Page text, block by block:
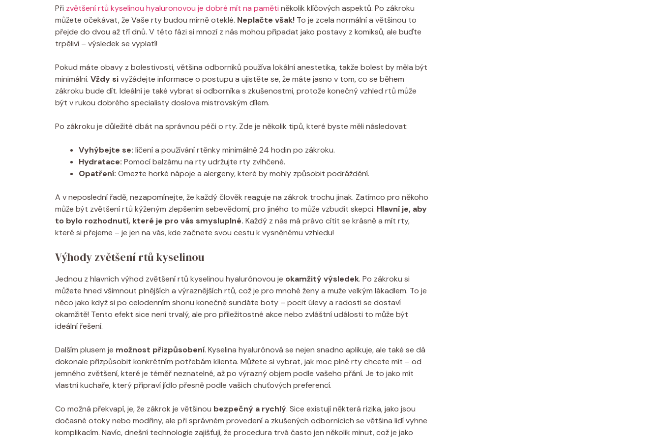
Při zvětšení rtů kyselinou hyaluronovou je dobré mít na paměti několik klíčových aspektů. Po zákroku
můžete očekávat, že Vaše rty budou mírně oteklé. Neplačte však! To je zcela normální a většinou to
přejde do dvou až tří dnů. V této fázi si mnozí z nás mohou připadat jako postavy z komiksů, ale buďte
trpěliví – výsledek se vyplatí!
Pokud máte obavy z bolestivosti, většina odborníků používa lokální anestetika, takže bolest by měla být
minimální. Vždy sivyžádejte informace o postupu a ujistěte se, že máte jasno v tom, co se během
zákroku bude dít. Ideální je také vybrat si odborníka s zkušenostmi, protože konečný vzhled rtů může
být v rukou dobrého specialisty doslova mistrovským dílem.
Po zákroku je důležité dbát na správnou péči o rty. Zde je několik tipů, které byste měli následovat:
Vyhýbejte se: líčení a používání rtěnky minimálně 24 hodin po zákroku.
Hydratace: Pomocí balzámu na rty udržujte rty zvlhčené.
Opatření: Omezte horké nápoje a alergeny, které by mohly způsobit podráždění.
A v neposlední řadě, nezapomínejte, že každý člověk reaguje na zákrok trochu jinak. Zatímco pro někoho
může být zvětšení rtů kýženým zlepšením sebevědomí, pro jiného to může vzbudit skepci. Hlavní je, aby
to bylo rozhodnutí, které je pro vás smysluplné. Každý z nás má právo cítit se krásně a mít rty,
které si přejeme – je jen na vás, kde začnete svou cestu k vysněnému vzhledu!
Výhody zvětšení rtů kyselinou
Jednou z hlavních výhod zvětšení rtů kyselinou hyalurónovou je okamžitý výsledek. Po zákroku si
můžete hned všimnout plnějších a výraznějších rtů, což je pro mnohé ženy a muže velkým lákadlem. To je
něco jako když si po celodenním shonu konečně sundáte boty – pocit úlevy a radosti se dostaví
okamžitě! Tento efekt sice není trvalý, ale pro příležitostné akce nebo zvláštní události to může být
ideální řešení.
Dalším plusem je možnost přizpůsobení. Kyselina hyalurónová se nejen snadno aplikuje, ale také se dá
dokonale přizpůsobit konkrétním potřebám klienta. Můžete si vybrat, jak moc plné rty chcete mít – od
jemného zvětšení, které je téměř neznatelné, až po výrazný objem podle vašeho přání. Je to jako mít
vlastní kuchaře, který připraví jídlo přesně podle vašich chuťových preferencí.
Co možná překvapí, je, že zákrok je většinou bezpečný a rychlý. Sice existují některá rizika, jako jsou
dočasné otoky nebo modřiny, ale při správném provedení a zkušených odbornících se většina lidí vyhne
komplikacím. Navíc, dnešní technologie zajišťují, že procedura trvá často jen několik minut, což je jako